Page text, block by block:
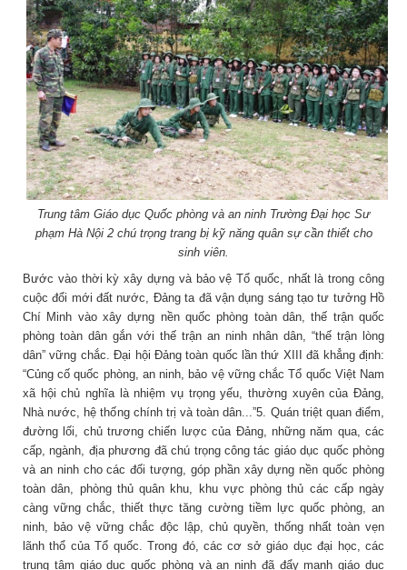
Trung tâm Giáo dục Quốc phòng và an ninh Trường Đại học Sư
phạm Hà Nội 2 chú trọng trang bị kỹ năng quân sự cần thiết cho
sinh viên.
Bước vào thời kỳ xây dựng và bảo vệ Tổ quốc, nhất là trong công
cuộc đổi mới đất nước, Đảng ta đã vận dụng sáng tạo tư tưởng Hồ
Chí Minh vào xây dựng nền quốc phòng toàn dân, thế trận quốc
phòng toàn dân gắn với thế trận an ninh nhân dân, “thế trận lòng
dân” vững chắc. Đại hội Đảng toàn quốc lần thứ XIII đã khẳng định:
“Củng cố quốc phòng, an ninh, bảo vệ vững chắc Tổ quốc Việt Nam
xã hội chủ nghĩa là nhiệm vụ trọng yếu, thường xuyên của Đảng,
Nhà nước, hệ thống chính trị và toàn dân...”5. Quán triệt quan điểm,
đường lối, chủ trương chiến lược của Đảng, những năm qua, các
cấp, ngành, địa phương đã chú trọng công tác giáo dục quốc phòng
và an ninh cho các đối tượng, góp phần xây dựng nền quốc phòng
toàn dân, phòng thủ quân khu, khu vực phòng thủ các cấp ngày
càng vững chắc, thiết thực tăng cường tiềm lực quốc phòng, an
ninh, bảo vệ vững chắc độc lập, chủ quyền, thống nhất toàn vẹn
lãnh thổ của Tổ quốc. Trong đó, các cơ sở giáo dục đại học, các
trung tâm giáo dục quốc phòng và an ninh đã đẩy mạnh giáo dục